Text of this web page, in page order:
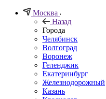
Москва
Назад
Города
Челябинск
Волгоград
Воронеж
Геленджик
Екатеринбург
Железнодорожный
Казань